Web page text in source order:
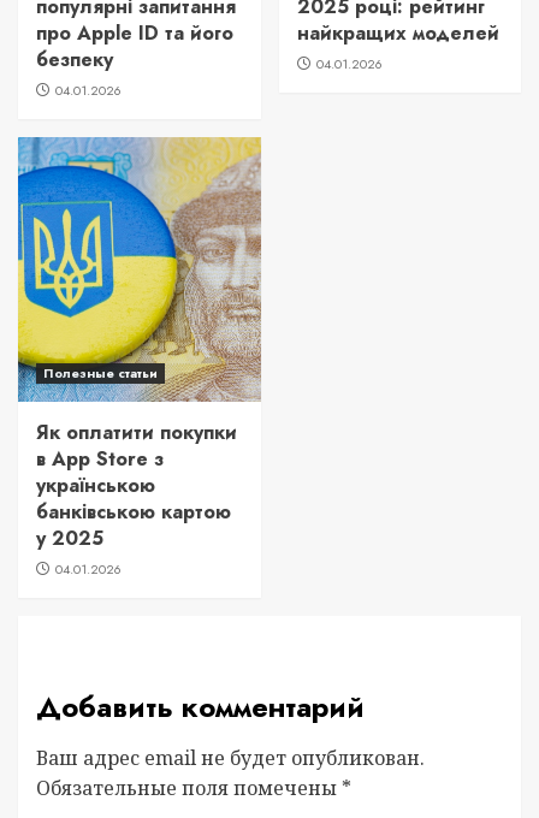
популярні запитання
про Apple ID та його
безпеку
04.01.2026
2025 році: рейтинг
найкращих моделей
04.01.2026
Полезные статьи
Як оплатити покупки
в App Store з
українською
банківською картою
у 2025
04.01.2026
Добавить комментарий
Ваш адрес email не будет опубликован.
Обязательные поля помечены *